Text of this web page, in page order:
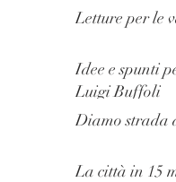
Letture per le
Idee e spunti
Luigi Buffoli
Diamo strada
La città in 15